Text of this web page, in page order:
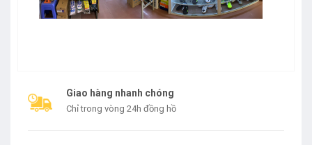
Giao hàng nhanh chóng
Chỉ trong vòng 24h đồng hồ